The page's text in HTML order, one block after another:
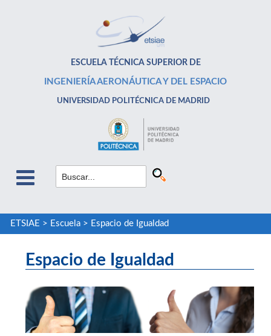
ESCUELA TÉCNICA SUPERIOR DE
INGENIERÍA AERONÁUTICA Y DEL ESPACIO
UNIVERSIDAD POLITÉCNICA DE MADRID
ETSIAE > Escuela> Espacio de Igualdad
Espacio de Igualdad